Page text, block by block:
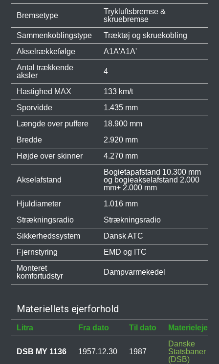
Bremsetype
Trykluftsbremse &
skruebremse
Sammenkoblingstype
Træktøj og skruekobling
Akselrækkefølge
A1A'A1A'
Antal trækkende
aksler
4
Hastighed MAX
133 km/t
Sporvidde
1.435 mm
Længde over puffere
18.900 mm
Bredde
2.920 mm
Højde over skinner
4.270 mm
Akselafstand
Bogietapafstand 10.300 mm
og bogieakselafstand 2.000
mm+ 2.000 mm
Hjuldiameter
1.016 mm
Strækningsradio
Strækningsradio
Sikkerhedssystem
Dansk ATC
Fjernstyring
EMD og ITC
Monteret
komfortudstyr
Dampvarmekedel
Materiellets ejerforhold
Litra Fra dato Til dato Materielejer
DSB MY 1136 1957.12.30 1987
Danske
Statsbaner
(DSB)